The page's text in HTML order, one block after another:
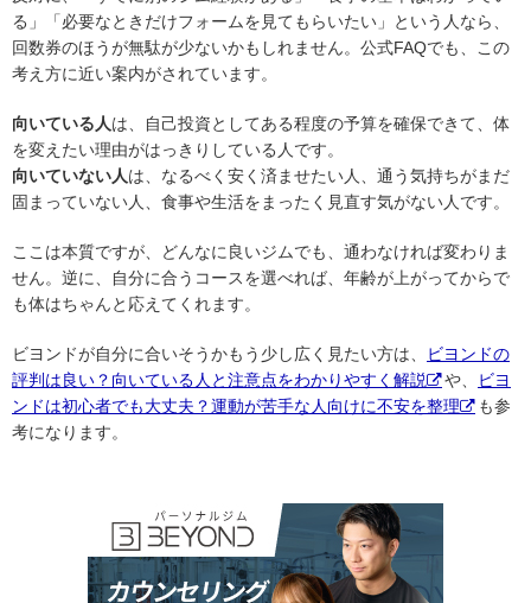
る」「必要なときだけフォームを見てもらいたい」という人なら、
回数券のほうが無駄が少ないかもしれません。公式FAQでも、この
考え方に近い案内がされています。
向いている人は、自己投資としてある程度の予算を確保できて、体
を変えたい理由がはっきりしている人です。
向いていない人は、なるべく安く済ませたい人、通う気持ちがまだ
固まっていない人、食事や生活をまったく見直す気がない人です。
ここは本質ですが、どんなに良いジムでも、通わなければ変わりま
せん。逆に、自分に合うコースを選べれば、年齢が上がってからで
も体はちゃんと応えてくれます。
ビヨンドが自分に合いそうかもう少し広く見たい方は、
ビヨンドの
評判は良い？向いている人と注意点をわかりやすく解説
や、
ビヨ
ンドは初心者でも大丈夫？運動が苦手な人向けに不安を整理
も参
考になります。